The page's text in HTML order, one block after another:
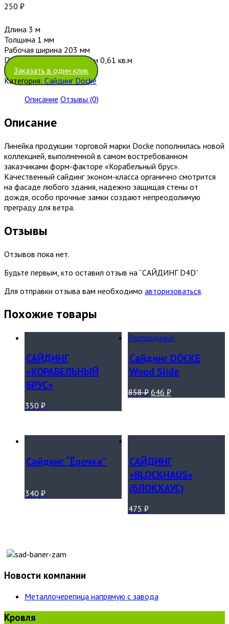
250 ₽
Длина 3 м
Толщина 1 мм
Рабочая ширина 203 мм
Полезная площадь панели 0,61 кв.м
Заказать в один клик
Категория: Сайдинг Döcke
Описание Отзывы (0)
Описание
Линейка продукции торговой марки Docke пополнилась новой
коллекцией, выполненной в самом востребованном
заказчиками форм-факторе «Корабельный брус».
Качественный сайдинг эконом-класса органично смотрится
на фасаде любого здания, надежно защищая стены от
дождя, особо прочные замки создают непреодолимую
преграду для ветра.
Отзывы
Отзывов пока нет.
Будьте первым, кто оставил отзыв на “САЙДИНГ D4D”
Для отправки отзыва вам необходимо авторизоваться.
Похожие товары
САЙДИНГ
«КОРАБЕЛЬНЫЙ
БРУС»
350 ₽
Распродажа!
Сайдинг DÖCKE
Wood Slide
858₽ 646 ₽
Сайдинг “Ёлочка”
340 ₽
САЙДИНГ
«BLOCKHAUS»
(БЛОКХАУС)
475 ₽
Новости компании
Металлочерепица напрямую с завода
Кровля